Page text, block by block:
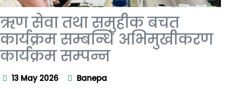
ऋण सेवा तथा समुहीक बचत
कार्यक्रम सम्बन्धि अभिमुखीकरण
कार्यक्रम सम्पन्न
13 May 2026 Banepa